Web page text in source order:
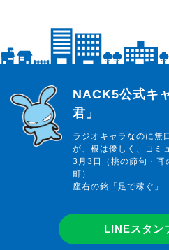
らじっと君
NACK5公式キ
君」
ラジオキャラなのに無
が、根は優しく、コミ
3月3日（桃の節句・耳
町）
座右の銘「足で稼ぐ」
LINEスタン